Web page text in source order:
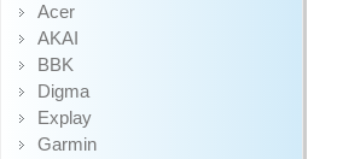
Acer
AKAI
BBK
Digma
Explay
Garmin